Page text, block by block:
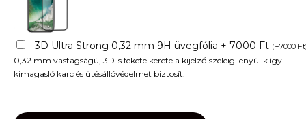
3D Ultra Strong 0,32 mm 9H üvegfólia + 7000 Ft (+7000 Ft
0,32 mm vastagságú, 3D-s fekete kerete a kijelző széléig lenyúlik így
kimagasló karc és ütésállóvédelmet biztosít.